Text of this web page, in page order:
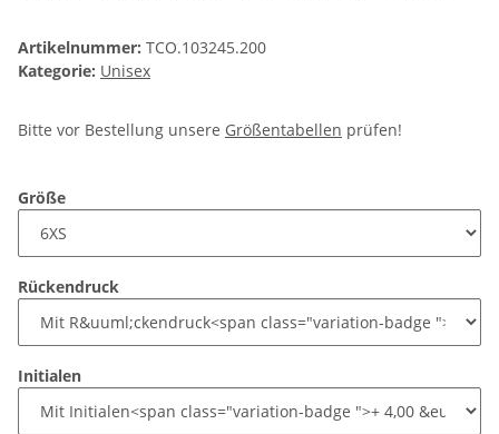
Artikelnummer: TCO.103245.200
Kategorie: Unisex
Bitte vor Bestellung unsere Größentabellen prüfen!
Größe
Rückendruck
Initialen